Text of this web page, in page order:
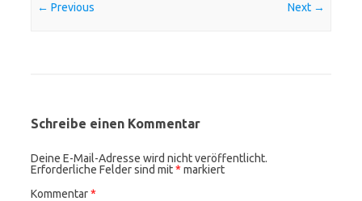
← Previous Next →
Schreibe einen Kommentar
Deine E-Mail-Adresse wird nicht veröffentlicht.
Erforderliche Felder sind mit* markiert
Kommentar*